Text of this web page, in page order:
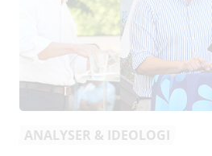
ANALYSER & IDEOLOGI